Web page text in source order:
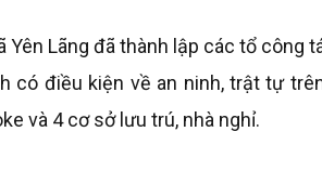
Yên Lãng đã thành lập các tổ công
có điều kiện về an ninh, trật tự
và 4 cơ sở lưu trú, nhà nghỉ.